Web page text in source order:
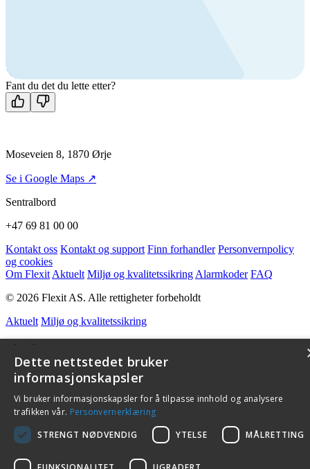
Kontakt oss
Fant du det du lette etter?
Moseveien 8, 1870 Ørje
Se i Google Maps ↗
Sentralbord
+47 69 81 00 00
Kontakt oss Kontakt og support Finn forhandler Personvernpolicy
og cookies
Om Flexit Aktuelt Miljø og kvalitetssikring Alarmkoder FAQ
© 2026 Flexit AS. Alle rettigheter forbeholdt
Aktuelt Miljø og kvalitetssikring
Dette nettstedet bruker
informasjonskapsler
Vi bruker informasjonskapsler for å tilpasse innhold og analysere
trafikken vår. Personvernerklæring
STRENGT NØDVENDIG
YTELSE MÅLRETTING